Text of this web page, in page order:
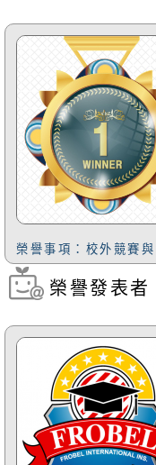
榮譽事項：校外競賽
瀏覽次數：409
榮譽發表